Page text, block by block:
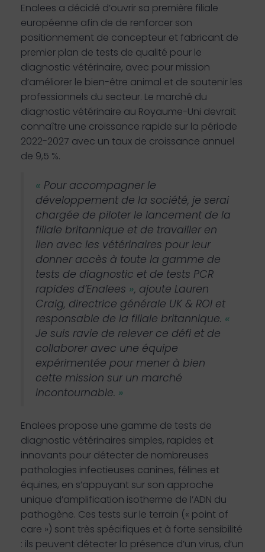
Enalees a décidé d’ouvrir sa première filiale
européenne afin de de renforcer son
positionnement de concepteur et fabricant de
premier plan de tests de qualité pour le
diagnostic vétérinaire, avec pour mission
d’améliorer le bien-être animal et de soutenir les
professionnels du secteur. Le marché du
diagnostic vétérinaire au Royaume-Uni devrait
connaître une croissance rapide sur la période
2022-2027 avec un taux de croissance annuel
de 9,5 %.
« Pour accompagner le
développement de la société, je serai
chargée de piloter le lancement de la
filiale britannique et de travailler en
lien avec les vétérinaires pour leur
donner accès à toute la gamme de
tests de diagnostic et de tests PCR
rapides d’Enalees », ajoute Lauren
Craig, directrice générale UK & ROI et
responsable de la filiale britannique. «
Je suis ravie de relever ce défi et de
collaborer avec une équipe
expérimentée pour mener à bien
cette mission sur un marché
incontournable. »
Enalees propose une gamme de tests de
diagnostic vétérinaires simples, rapides et
innovants pour détecter de nombreuses
pathologies infectieuses canines, félines et
équines, en s’appuyant sur son approche
unique d’amplification isotherme de l’ADN du
pathogène. Ces tests sur le terrain (« point of
care ») sont très spécifiques et à forte sensibilité
: ils peuvent détecter la présence d’un virus, d’un